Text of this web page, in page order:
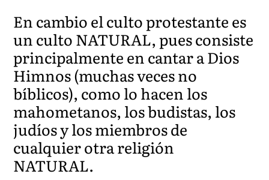
En cambio el culto protestante es
un culto NATURAL, pues consiste
principalmente en cantar a Dios
Himnos (muchas veces no
bíblicos), como lo hacen los
mahometanos, los budistas, los
judíos y los miembros de
cualquier otra religión
NATURAL.